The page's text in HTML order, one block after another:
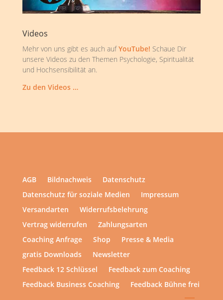
Videos
Mehr von uns gibt es auch aufYouTube! Schaue Dir
unsere Videos zu den Themen Psychologie, Spiritualität
und Hochsensibilität an.
Zu den Videos …
AGB Bildnachweis
Datenschutz
Datenschutz für soziale Medien
Impressum
Versandarten
Widerrufsbelehrung
Vertrag widerrufen
Zahlungsarten
Coaching Anfrage
Shop
Presse & Media
gratis Downloads
Newsletter
Feedback 12 Schlüssel
Feedback zum Coaching
Feedback Business Coaching
Feedback Bühne frei